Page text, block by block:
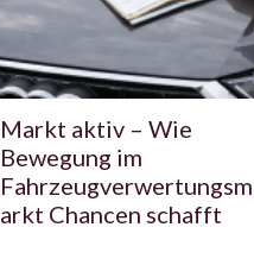
Markt aktiv – Wie
Bewegung im
Fahrzeugverwertungsm
arkt Chancen schafft